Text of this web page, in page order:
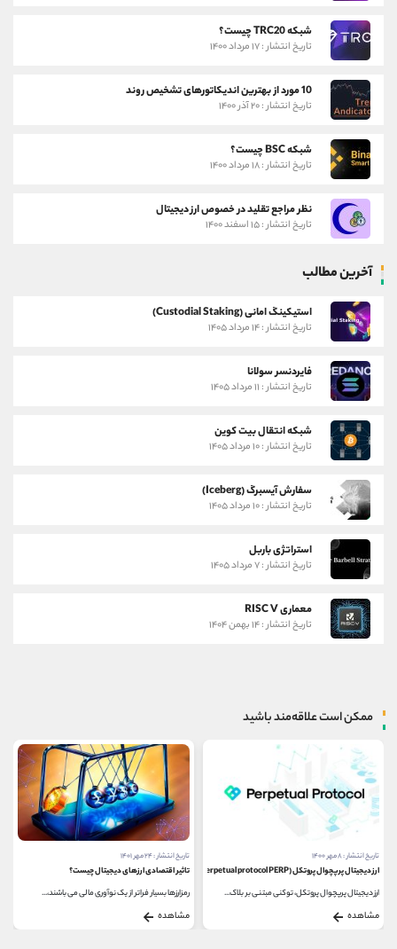
شبکه TRC20 چیست؟
تاریخ انتشار : ۱۷ مرداد ۱۴۰۰
10 مورد از بهترین اندیکاتورهای تشخیص روند
تاریخ انتشار : ۲۰ آذر ۱۴۰۰
شبکه BSC چیست؟
تاریخ انتشار : ۱۸ مرداد ۱۴۰۰
نظر مراجع تقلید در خصوص ارز دیجیتال
تاریخ انتشار : ۱۵ اسفند ۱۴۰۰
آخرین مطالب
استیکینگ امانی (Custodial Staking)
تاریخ انتشار : ۱۴ مرداد ۱۴۰۵
فایردنسر سولانا
تاریخ انتشار : ۱۱ مرداد ۱۴۰۵
شبکه انتقال بیت کوین
تاریخ انتشار : ۱۰ مرداد ۱۴۰۵
سفارش آیسبرگ (Iceberg)
تاریخ انتشار : ۱۰ مرداد ۱۴۰۵
استراتژی باربل
تاریخ انتشار : ۷ مرداد ۱۴۰۵
معماری RISC V
تاریخ انتشار : ۱۴ بهمن ۱۴۰۴
ممکن است علاقه‌مند باشید
تاریخ انتشار : ۸ مهر ۱۴۰۰
ارز دیجیتال پرپچوال پروتکل (perpetual protocol PERP) چیست؟
ارز دیجیتال پرپچوال پروتکل، توکنی مبتنی بر بلاک...
مشاهده
تاریخ انتشار : ۲۴ مهر ۱۴۰۱
تاثیر اقتصادی ارزهای دیجیتال چیست؟
رمزارزها بسیار فراتر از یک نوآوری مالی می باشند،...
مشاهده